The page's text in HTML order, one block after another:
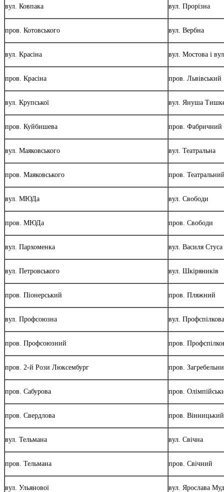
вул. Ковпака вул. Прорізна
пров. Котовського вул. Вербна
вул. Красіна вул. Мостова і
пров. Красіна пров. Львівський
вул. Крупської вул. Януша
пров. Куйбишева пров. Фабричний
вул. Маяковського вул. Театральна
пров. Маяковського пров.
вул. МЮДа вул. Свободи
пров. МЮДа пров. Свободи
вул. Пархоменка вул. Василя Стуса
вул. Петровського вул. Шкіряників
пров. Піонерський пров. Пляжний
вул. Профсоюзна вул. Профспілкова
пров. Профсоюзний пров.
пров. 2-й Рози Люксембург пров.
пров. Сабурова пров.
пров. Свердлова пров. Вінницький
вул. Тельмана вул. Свічна
пров. Тельмана пров. Свічний
вул. Ульянової вул. Ярослава